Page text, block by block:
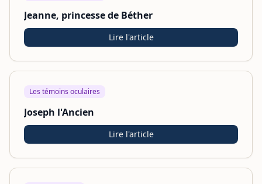
Jeanne, princesse de Béther
Lire l'article
Les témoins oculaires
Joseph l'Ancien
Lire l'article